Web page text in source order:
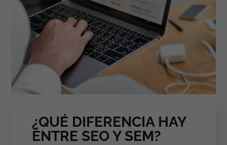
¿QUÉ DIFERENCIA HAY
ENTRE SEO Y SEM?